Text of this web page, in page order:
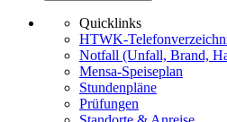
Quicklinks
HTWK-
Notfall (Unfall, Brand,
Mensa-Speiseplan
Stundenpläne
Prüfungen